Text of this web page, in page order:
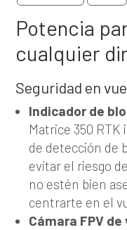
Potencia
cualquier
Seguridad en
Indicador de
Matrice 350
de detección de
evitar el riesgo
no estén bien
centrarte en el
Cámara FPV